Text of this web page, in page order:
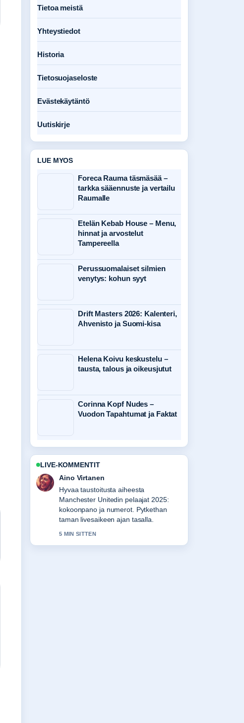
Tietoa meistä
Yhteystiedot
Historia
Tietosuojaseloste
Evästekäytäntö
Uutiskirje
LUE MYOS
Foreca Rauma täsmäsää –
tarkka sääennuste ja vertailu
Raumalle
Etelän Kebab House – Menu,
hinnat ja arvostelut
Tampereella
Perussuomalaiset silmien
venytys: kohun syyt
Drift Masters 2026: Kalenteri,
Ahvenisto ja Suomi-kisa
Helena Koivu keskustelu –
tausta, talous ja oikeusjutut
Corinna Kopf Nudes –
Vuodon Tapahtumat ja Faktat
LIVE-KOMMENTIT
Elias Korhonen
Raportointi Pirilän Kukkatalo Tuusula |
Aukioloajat, Tarjoukset ja...-aiheesta
tuntuu luotettavalta ja helppolukuiselta.
7 MIN SITTEN